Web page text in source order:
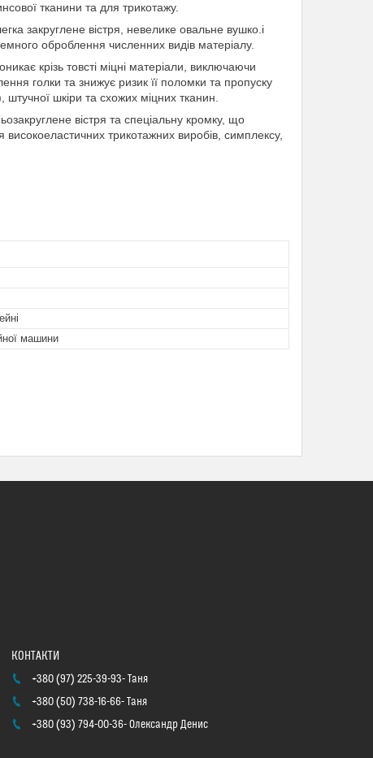
тканини та для трикотажу.
закруглене вістря, невелике овальне вушко.і
оброблення численних видів матеріалу.
крізь товсті міцні матеріали, виключаючи
голки та знижує ризик її поломки та пропуску
шкіри та схожих міцних тканин.
вістря та спеціальну кромку, що
високоеластичних трикотажних виробів, симплексу,
машини
+380 (97) 225-39-93 Таня
+380 (50) 738-16-66 Таня
+380 (93) 794-00-36 Олександр Денис